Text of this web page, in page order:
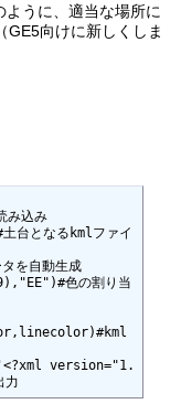
うに、適当な場所に
GE5向けに新しくしま
込み
となるkmlファイ
を自動生成
色の割り当
version="1.
力